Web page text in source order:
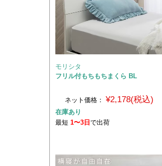
モリシタ
フリル付もちもちまくら BL
ネット価格： ¥2,178(税込)
在庫あり
最短 1〜3日 で出荷